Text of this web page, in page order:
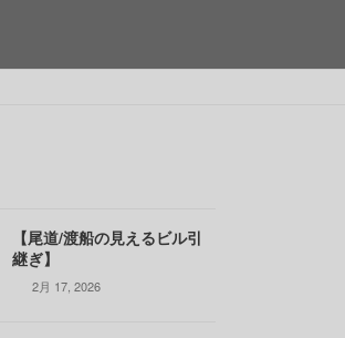
【尾道/渡船の見えるビル引
継ぎ】
2月 17, 2026